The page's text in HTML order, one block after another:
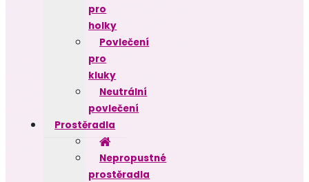
pro
holky
Povlečení
pro
kluky
Neutrální
povlečení
Prostěradla
Nepropustné
prostěradla